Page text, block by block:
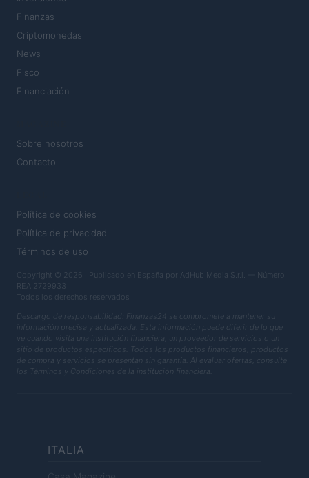
Finanzas
Criptomonedas
News
Fisco
Financiación
Sobre nosotros
Contacto
Política de cookies
Política de privacidad
Términos de uso
Copyright © 2026 · Publicado en España por AdHub Media S.r.l. — Número
REA 2729933
Todos los derechos reservados
Descargo de responsabilidad: Finanzas24 se compromete a mantener su
información precisa y actualizada. Esta información puede diferir de lo que
ve cuando visita una institución financiera, un proveedor de servicios o un
sitio de productos específicos. Todos los productos financieros, productos
de compra y servicios se presentan sin garantía. Al evaluar ofertas, consulte
los Términos y Condiciones de la institución financiera.
ITALIA